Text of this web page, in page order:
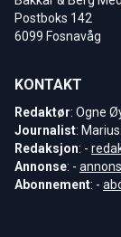
Postboks 142
6099 Fosnavåg
KONTAKT
Redaktør: Ogne
Journalist:
Redaksjon: -
Annonse: -
Abonnement: -